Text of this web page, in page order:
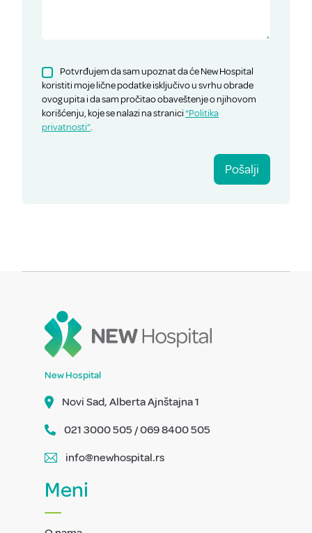
Potvrđujem da sam upoznat da će New Hospital
koristiti moje lične podatke isključivo u svrhu obrade
ovog upita i da sam pročitao obaveštenje o njihovom
korišćenju, koje se nalazi na stranici“Politika
privatnosti”.
Pošalji
New Hospital
Novi Sad, Alberta Ajnštajna 1
021 3000 505 / 069 8400 505
info@newhospital.rs
Meni